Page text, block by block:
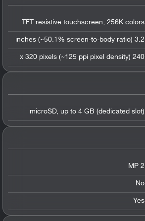
TFT resistive touchscreen, 256K colors
3.2 inches (~50.1% screen-to-body ratio)
240 x 320 pixels (~125 ppi pixel density)
microSD, up to 4 GB (dedicated slot)
2 MP
No
Yes